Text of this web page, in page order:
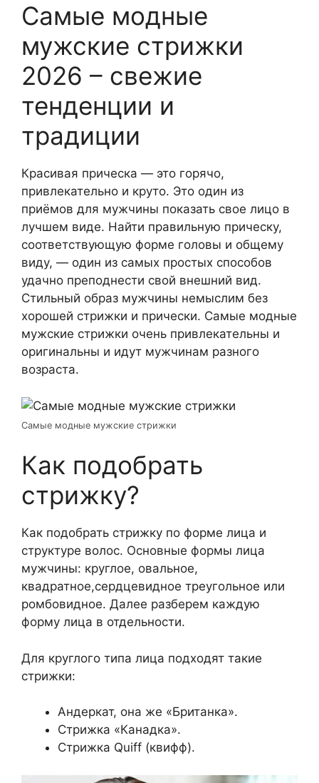
Самые модные
мужские стрижки
2026 – свежие
тенденции и
традиции
Красивая прическа — это горячо,
привлекательно и круто. Это один из
приёмов для мужчины показать свое лицо в
лучшем виде. Найти правильную прическу,
соответствующую форме головы и общему
виду, — один из самых простых способов
удачно преподнести свой внешний вид.
Стильный образ мужчины немыслим без
хорошей стрижки и прически. Самые модные
мужские стрижки очень привлекательны и
оригинальны и идут мужчинам разного
возраста.
Самые модные мужские стрижки
Как подобрать
стрижку?
Как подобрать стрижку по форме лица и
структуре волос. Основные формы лица
мужчины: круглое, овальное,
квадратное,сердцевидное треугольное или
ромбовидное. Далее разберем каждую
форму лица в отдельности.
Для круглого типа лица подходят такие
стрижки:
Андеркат, она же «Британка».
Стрижка «Канадка».
Стрижка Quiff (квифф).